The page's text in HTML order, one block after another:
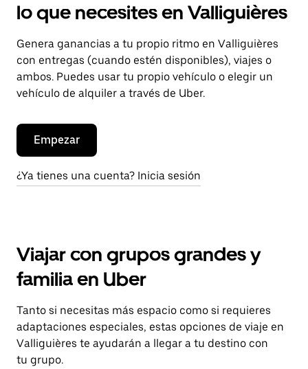
lo que necesites en Valliguières
Genera ganancias a tu propio ritmo en Valliguières
con entregas (cuando estén disponibles), viajes o
ambos. Puedes usar tu propio vehículo o elegir un
vehículo de alquiler a través de Uber.
Empezar
¿Ya tienes una cuenta? Inicia sesión
Viajar con grupos grandes y
familia en Uber
Tanto si necesitas más espacio como si requieres
adaptaciones especiales, estas opciones de viaje en
Valliguières te ayudarán a llegar a tu destino con
tu grupo.